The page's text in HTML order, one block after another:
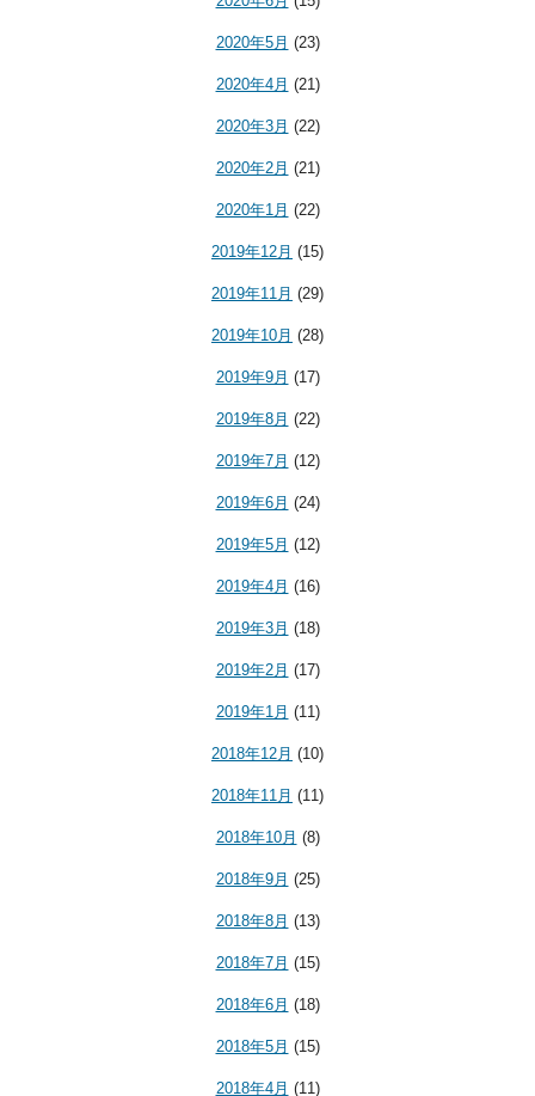
2020年5月 (23)
2020年4月 (21)
2020年3月 (22)
2020年2月 (21)
2020年1月 (22)
2019年12月 (15)
2019年11月 (29)
2019年10月 (28)
2019年9月 (17)
2019年8月 (22)
2019年7月 (12)
2019年6月 (24)
2019年5月 (12)
2019年4月 (16)
2019年3月 (18)
2019年2月 (17)
2019年1月 (11)
2018年12月 (10)
2018年11月 (11)
2018年10月 (8)
2018年9月 (25)
2018年8月 (13)
2018年7月 (15)
2018年6月 (18)
2018年5月 (15)
2018年4月 (11)